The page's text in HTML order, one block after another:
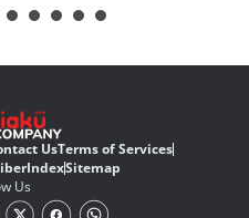
UsTerms of Services
IndexSitemap
Us